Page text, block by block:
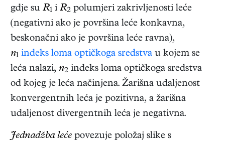
gdje su R1 i R2 polumjeri zakrivljenosti leće
(negativni ako je površina leće konkavna,
beskonačni ako je površina leće ravna),
n1 indeks loma optičkoga sredstva u kojem se
leća nalazi, n2 indeks loma optičkoga sredstva
od kojeg je leća načinjena. Žarišna udaljenost
konvergentnih leća je pozitivna, a žarišna
udaljenost divergentnih leća je negativna.
Jednadžba leće povezuje položaj slike s